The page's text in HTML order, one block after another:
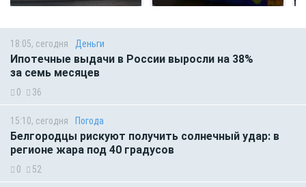
18:05, сегодня Деньги
Ипотечные выдачи в России выросли на 38%
за семь месяцев
0 36
15:10, сегодня Погода
Белгородцы рискуют получить солнечный удар: в
регионе жара под 40 градусов
0 52